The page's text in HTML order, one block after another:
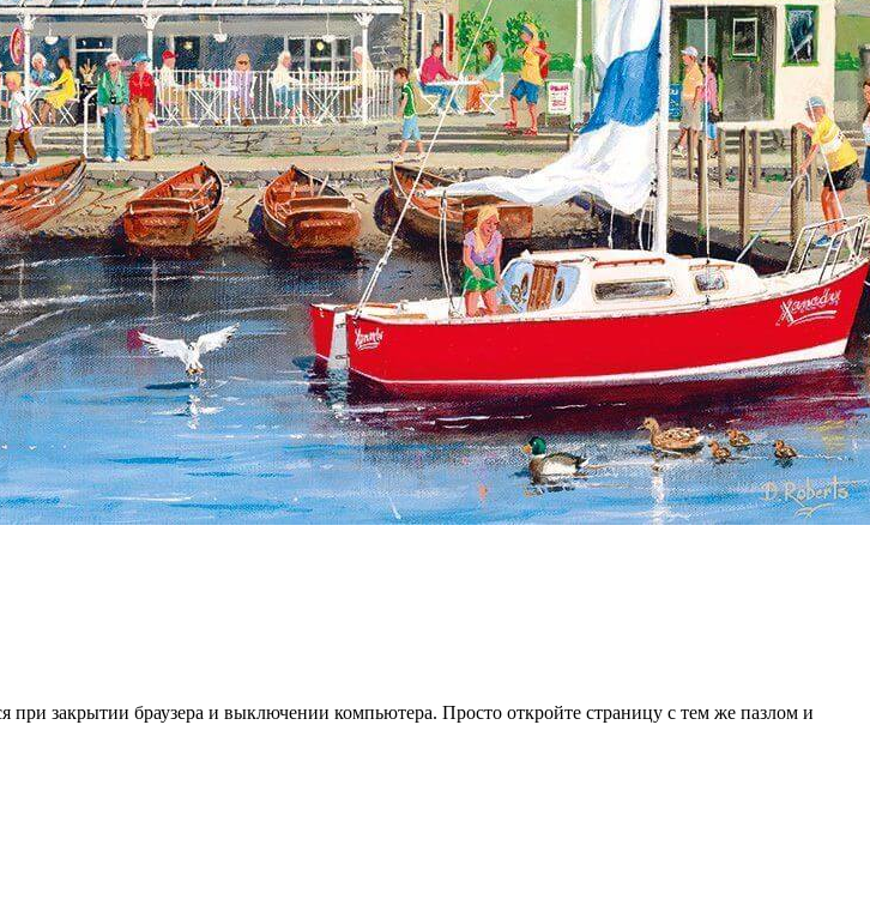
при закрытии браузера и выключении компьютера. Просто откройте страницу с тем же пазлом и